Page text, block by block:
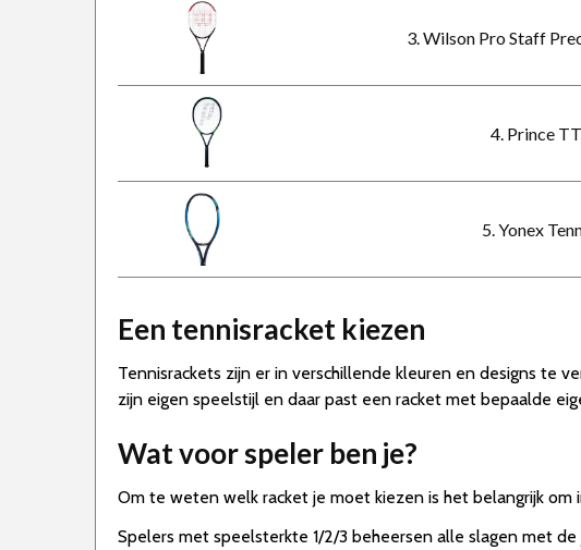
3. Wilson Pro Staff
4. Prince
5. Yonex
Een tennisracket kiezen
Tennisrackets zijn er in verschillende kleuren en designs te
zijn eigen speelstijl en daar past een racket met bepaalde
Wat voor speler ben je?
Om te weten welk racket je moet kiezen is het belangrijk
Spelers met speelsterkte 1/2/3 beheersen alle slagen met